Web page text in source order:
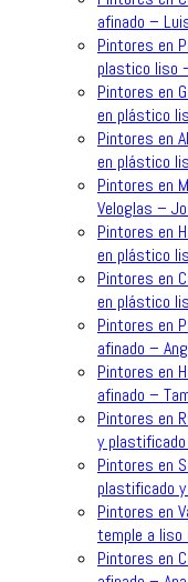
afinado –
Pintores en
plastico liso
Pintores en
en plástico
Pintores en
en plástico
Pintores en
Veloglas –
Pintores en
en plástico
Pintores en
en plástico
Pintores en
afinado –
Pintores en
afinado –
Pintores en
y
Pintores en
plastificado
Pintores en
temple a liso
Pintores en